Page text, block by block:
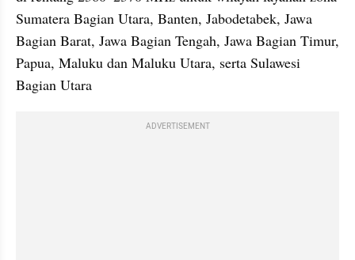
Sumatera Bagian Utara, Banten, Jabodetabek, Jawa
Bagian Barat, Jawa Bagian Tengah, Jawa Bagian Timur,
Papua, Maluku dan Maluku Utara, serta Sulawesi
Bagian Utara
ADVERTISEMENT